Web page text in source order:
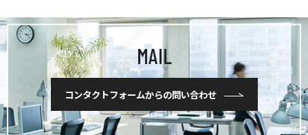
MAIL
コンタクトフォームからの問い合わせ